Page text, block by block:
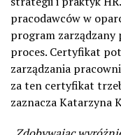
pracodawców w
program zarządzany
proces. Certyfikat
zarządzania
za ten certyfikat
zaznacza Katarzyna